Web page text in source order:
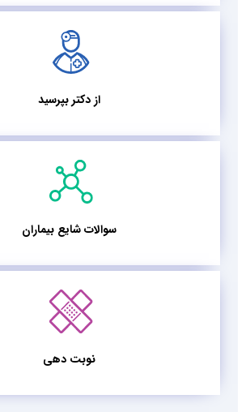
از دکتر بپرسید
سوالات شایع بیماران
نوبت دهی